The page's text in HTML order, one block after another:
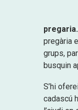
pregària
grups,
busquin
S’hi
cadascú